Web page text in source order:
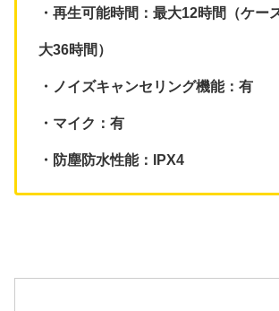
・再生可能時間：最大12時間（ケー
大36時間）
・ノイズキャンセリング機能：有
・マイク：有
・防塵防水性能：IPX4